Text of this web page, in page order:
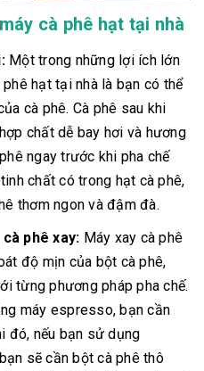
cà phê hạt tại nhà
Một trong những lợi ích lớn
hạt tại nhà là bạn có thể
cà phê. Cà phê sau khi
chất dễ bay hơi và hương
ngay trước khi pha chế
chất có trong hạt cà phê,
thơm ngon và đậm đà.
phê xay: Máy xay cà phê
độ mịn của bột cà phê,
từng phương pháp pha chế.
máy espresso, bạn cần
đó, nếu bạn sử dụng
sẽ cần bột cà phê thô